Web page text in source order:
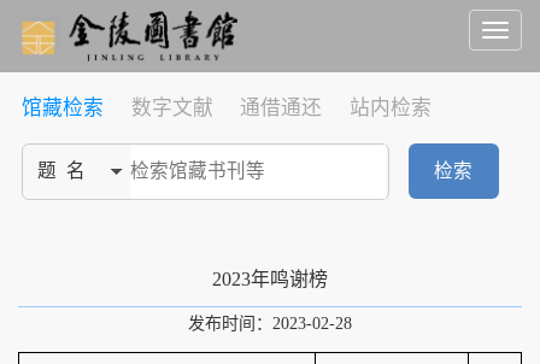
Toggle
馆藏检索 数字文献 通借通还 站内检索
检索
2023年鸣谢榜
发布时间：2023-02-28